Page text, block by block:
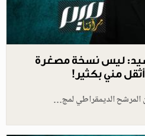
ليس نسخة مصغرة
مني بكثير!
المرشح الديمقراطي لمج…